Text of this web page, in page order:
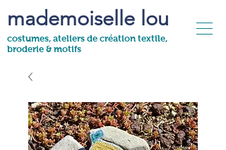
mademoiselle lou
costumes, ateliers de création textile,
broderie & motifs